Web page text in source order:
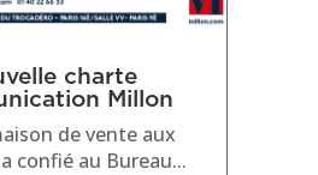
charte
Millon
de vente aux
confié au Bureau...